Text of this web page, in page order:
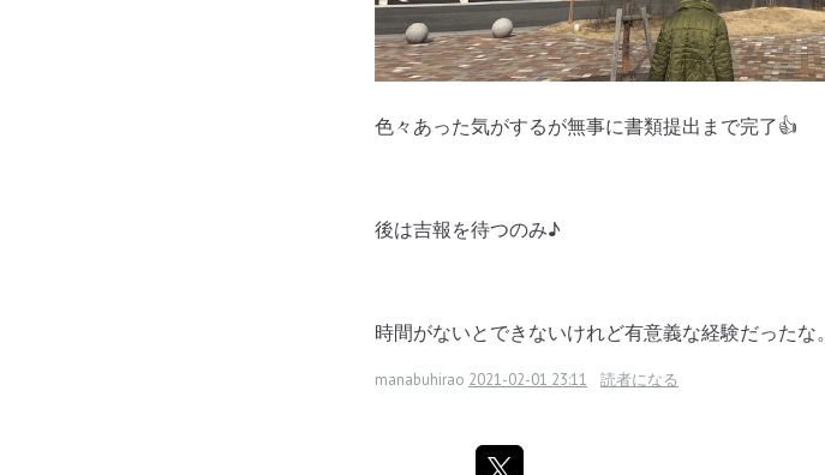
色々あった気がするが無事に書類提出まで完了👍
後は吉報を待つのみ♪
時間がないとできないけれど有意義な経験だったな。
manabuhirao 2021-02-01 23:11 読者になる